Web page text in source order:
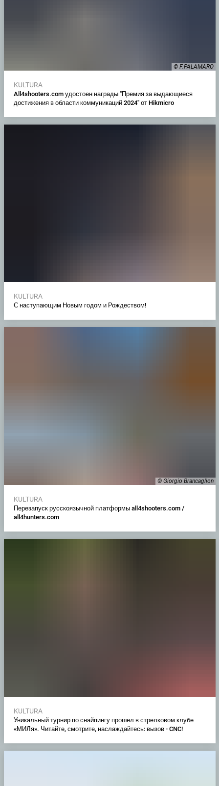
© F.PALAMARO
KULTURA
All4shooters.com удостоен награды "Премия за выдающиеся
достижения в области коммуникаций 2024" от Hikmicro
KULTURA
С наступающим Новым годом и Рождеством!
© Giorgio Brancaglion
KULTURA
Перезапуск русскоязычной платформы all4shooters.com /
all4hunters.com
KULTURA
Уникальный турнир по снайпингу прошел в стрелковом клубе
«МИЛя». Читайте, смотрите, наслаждайтесь: вызов - CNC!